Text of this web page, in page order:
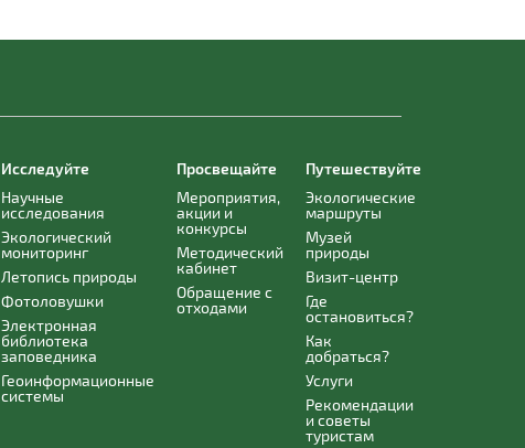
Исследуйте
Научные
исследования
Экологический
мониторинг
Летопись природы
Фотоловушки
Электронная
библиотека
заповедника
Геоинформационные
системы
Просвещайте
Мероприятия,
акции и
конкурсы
Методический
кабинет
Обращение с
отходами
Путешествуйте
Экологические
маршруты
Музей
природы
Визит-центр
Где
остановиться?
Как
добраться?
Услуги
Рекомендации
и советы
туристам